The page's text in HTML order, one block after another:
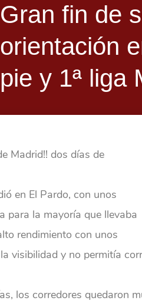
Gran fin de
orientación
pie y 1ª liga
Madrid!! dos días de
en El Pardo, con unos
para la mayoría que llevaba
rendimiento con unos
visibilidad y no permitía
los corredores quedaron